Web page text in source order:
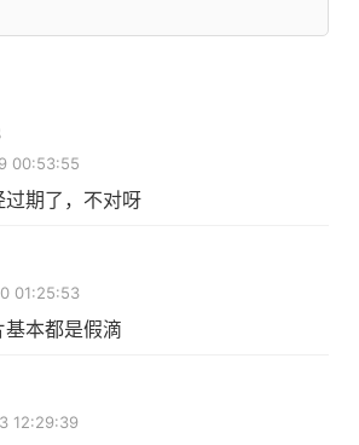
00:53:55
期了，不对呀
01:25:53
本都是假滴
12:29:39